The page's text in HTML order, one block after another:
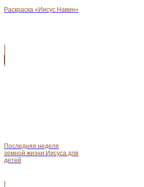
Раскраска «Иисус Навин»
Последняя неделя
земной жизни Иисуса для
детей